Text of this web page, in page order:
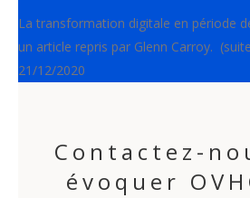
La transformation digitale en période
un article repris par Glenn Carroy.
21/12/2020
Contactez-
évoquer